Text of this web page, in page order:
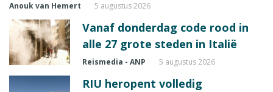
Anouk van Hemert 5 augustus 2026
Vanaf donderdag code rood in
alle 27 grote steden in Italië
Reismedia - ANP 5 augustus 2026
RIU heropent volledig